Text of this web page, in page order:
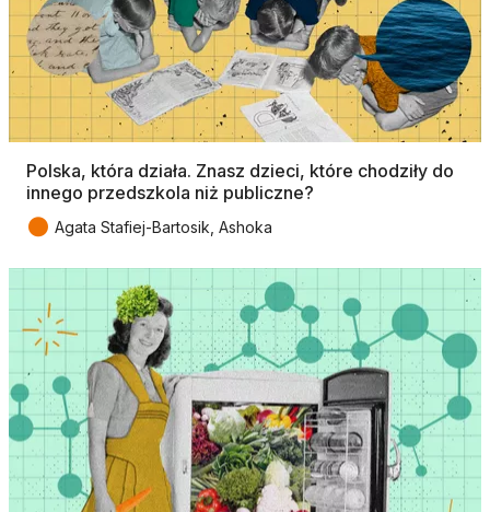
Polska, która działa. Znasz dzieci, które chodziły do
innego przedszkola niż publiczne?
● Agata Stafiej-Bartosik, Ashoka